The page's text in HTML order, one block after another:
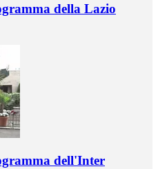
della Lazio
dell'Inter